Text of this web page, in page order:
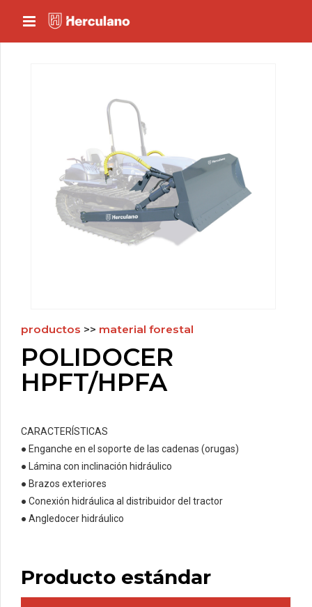
productos >> material forestal
POLIDOCER
HPFT/HPFA
CARACTERÍSTICAS
● Enganche en el soporte de las cadenas (orugas)
● Lámina con inclinación hidráulico
● Brazos exteriores
● Conexión hidráulica al distribuidor del tractor
● Angledocer hidráulico
Producto estándar